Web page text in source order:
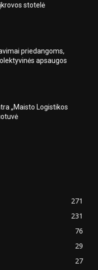
stotelė
priedangoms,
apsaugos
„Maisto Logistikos
271
231
76
29
27